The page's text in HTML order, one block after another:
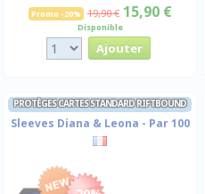
Promo -20% 19,90 € 15,90 €
Disponible
PROTÈGES CARTES STANDARD RIFTBOUND
Sleeves Diana & Leona - Par 100